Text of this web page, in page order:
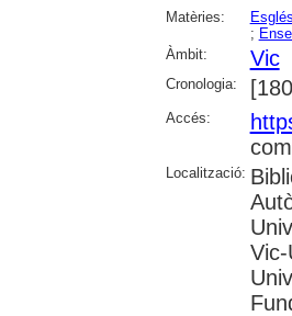
Matèries:
;
Àmbit:
Vic
Cronologia:
Accés:
Localització: